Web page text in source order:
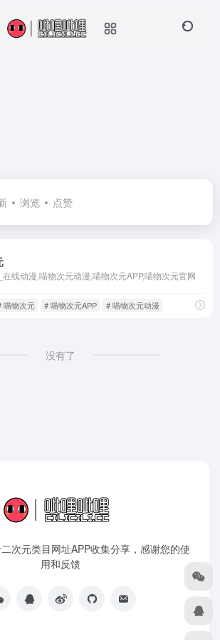
浏览 点赞
线动漫,喵物次元动漫,喵物次元APP,喵物次元官网
喵物次元 # 喵物次元APP # 喵物次元动漫
没有了
次元类目网址APP收集分享，感谢您的使
用和反馈